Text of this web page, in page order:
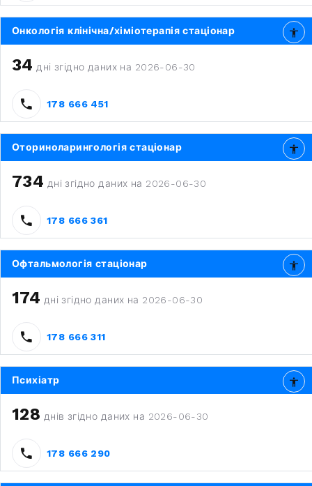
Онкологія клінічна/хіміотерапія стаціонар
34 дні згідно даних на 2026-06-30
178 666 451
Оториноларингологія стаціонар
734 дні згідно даних на 2026-06-30
178 666 361
Офтальмологія стаціонар
174 дні згідно даних на 2026-06-30
178 666 311
Психіатр
128 днів згідно даних на 2026-06-30
178 666 290